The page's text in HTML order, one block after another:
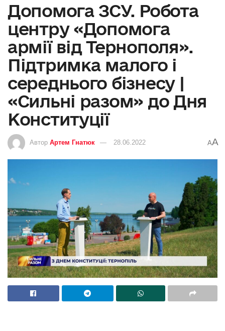
Допомога ЗСУ. Робота
центру «Допомога
армії від Тернополя».
Підтримка малого і
середнього бізнесу |
«Сильні разом» до Дня
Конституції
Автор Артем Гнатюк 28.06.2022 AA